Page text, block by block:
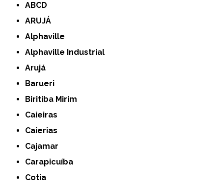
ABCD
ARUJÁ
Alphaville
Alphaville Industrial
Arujá
Barueri
Biritiba Mirim
Caieiras
Caierias
Cajamar
Carapicuíba
Cotia